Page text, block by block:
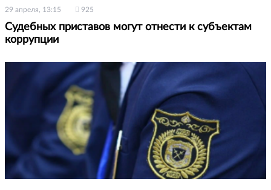
29 апреля, 13:15 925
Судебных приставов могут отнести к субъектам
коррупции